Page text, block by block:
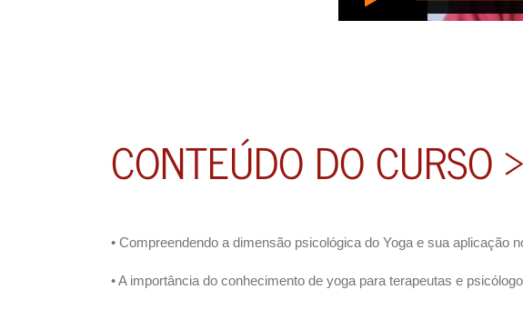
CONTEÚDO DO CURSO
• Compreendendo a dimensão psicológica do Yoga e sua aplicação
• A importância do conhecimento de yoga para terapeutas e